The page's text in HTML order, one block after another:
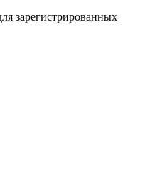
зарегистрированных